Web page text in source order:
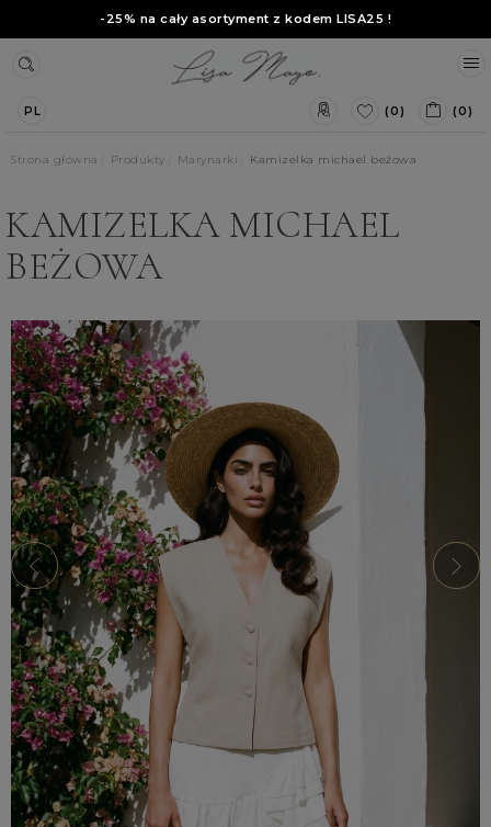
-25% na cały asortyment z kodem LISA25 !
PL (0) (0)
Strona główna Produkty Marynarki Kamizelka michael beżowa
KAMIZELKA MICHAEL
BEŻOWA